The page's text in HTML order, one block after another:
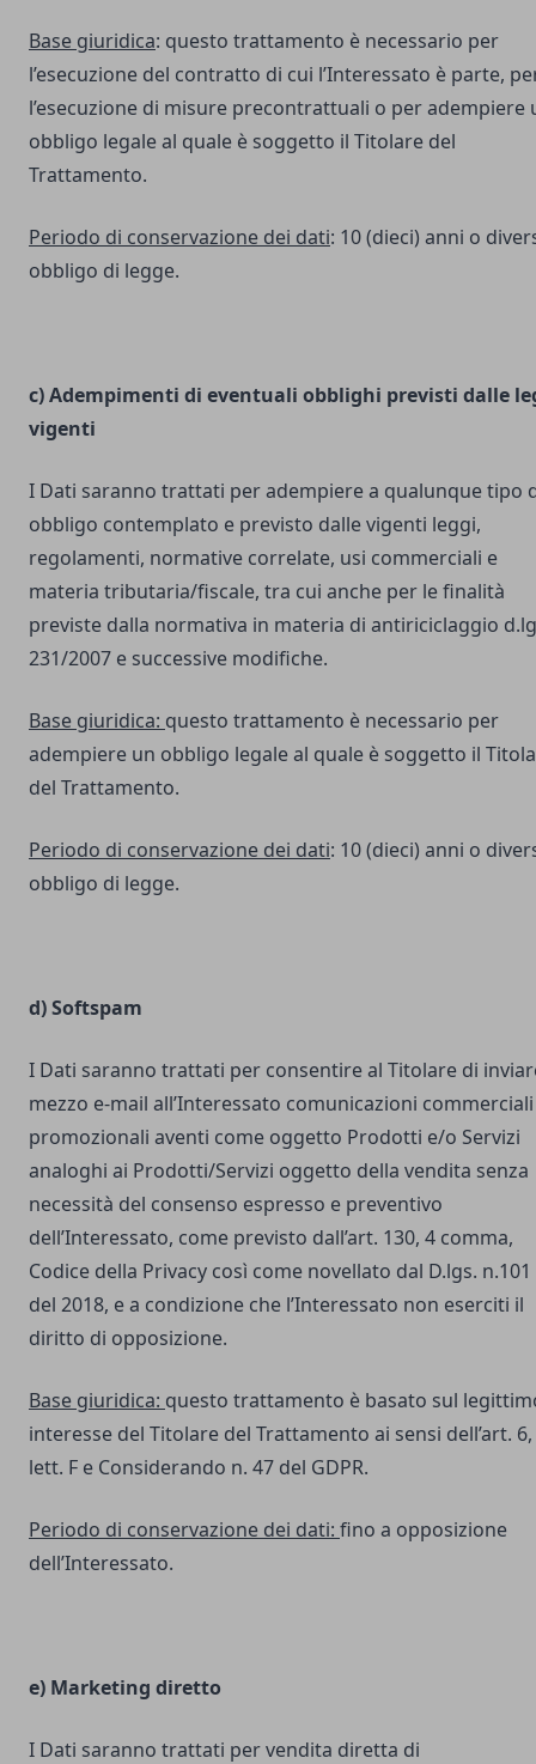
Base giuridica: questo trattamento è necessario per
l’esecuzione del contratto di cui l’Interessato è parte,
l’esecuzione di misure precontrattuali o per adempiere
obbligo legale al quale è soggetto il Titolare del
Trattamento.
Periodo di conservazione dei dati: 10 (dieci) anni o
obbligo di legge.
c) Adempimenti di eventuali obblighi previsti dalle
vigenti
I Dati saranno trattati per adempiere a qualunque tipo
obbligo contemplato e previsto dalle vigenti leggi,
regolamenti, normative correlate, usi commerciali e
materia tributaria/fiscale, tra cui anche per le finalità
previste dalla normativa in materia di antiriciclaggio
231/2007 e successive modifiche.
Base giuridica: questo trattamento è necessario per
adempiere un obbligo legale al quale è soggetto il
del Trattamento.
Periodo di conservazione dei dati: 10 (dieci) anni o
obbligo di legge.
d) Softspam
I Dati saranno trattati per consentire al Titolare di
mezzo e-mail all’Interessato comunicazioni
promozionali aventi come oggetto Prodotti e/o Servizi
analoghi ai Prodotti/Servizi oggetto della vendita senza
necessità del consenso espresso e preventivo
dell’Interessato, come previsto dall’art. 130, 4 comma,
Codice della Privacy così come novellato dal D.lgs. n.101
del 2018, e a condizione che l’Interessato non eserciti il
diritto di opposizione.
Base giuridica: questo trattamento è basato sul
interesse del Titolare del Trattamento ai sensi dell’art. 6,
lett. F e Considerando n. 47 del GDPR.
Periodo di conservazione dei dati: fino a opposizione
dell’Interessato.
e) Marketing diretto
I Dati saranno trattati per vendita diretta di